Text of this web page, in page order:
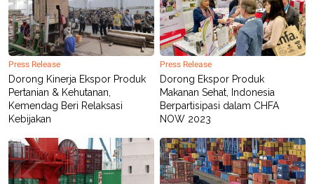
E
T
A
K
T
E
N
E
A
P
E
R
A
V
E
R
T
S
I
N
G
Press Release
Dorong Kinerja Ekspor Produk
Pertanian & Kehutanan,
Kemendag Beri Relaksasi
Kebijakan
Press Release
Dorong Ekspor Produk
Makanan Sehat, Indonesia
Berpartisipasi dalam CHFA
NOW 2023